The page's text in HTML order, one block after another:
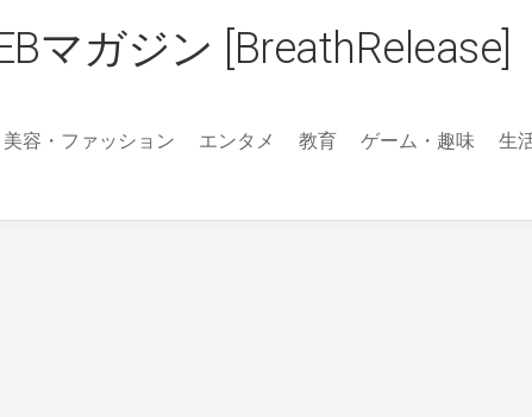
マガジン [BreathRelease]
美容・ファッション エンタメ 教育 ゲーム・趣味
生